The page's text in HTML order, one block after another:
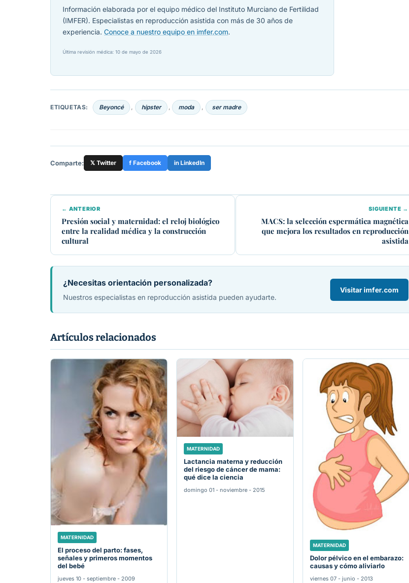
Información elaborada por el equipo médico del Instituto Murciano de Fertilidad
(IMFER). Especialistas en reproducción asistida con más de 30 años de
experiencia. Conoce a nuestro equipo en imfer.com.
Última revisión médica: 10 de mayo de 2026
ETIQUETAS: Beyoncé , hipster , moda , ser madre
Comparte: 𝕏 Twitter f Facebook in LinkedIn
← ANTERIOR
Presión social y maternidad: el reloj biológico
entre la realidad médica y la construcción
cultural
SIGUIENTE →
MACS: la selección espermática magnética
que mejora los resultados en reproducción
asistida
¿Necesitas orientación personalizada?
Nuestros especialistas en reproducción asistida pueden ayudarte.
Visitar imfer.com
Artículos relacionados
MATERNIDAD
El proceso del parto: fases,
señales y primeros momentos
del bebé
jueves 10 - septiembre - 2009
MATERNIDAD
Lactancia materna y reducción
del riesgo de cáncer de mama:
qué dice la ciencia
domingo 01 - noviembre - 2015
MATERNIDAD
Dolor pélvico en el embarazo:
causas y cómo aliviarlo
viernes 07 - junio - 2013